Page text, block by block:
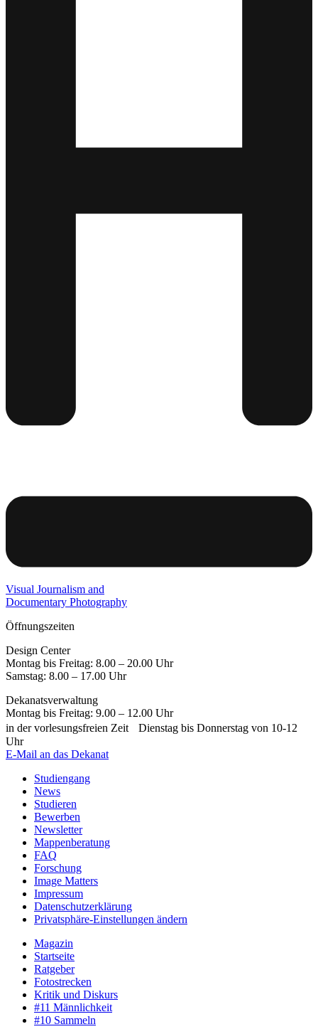
Visual Journalism and
Documentary Photography
Öffnungszeiten
Design Center
Montag bis Freitag: 8.00 – 20.00 Uhr
Samstag: 8.00 – 17.00 Uhr
Dekanatsverwaltung
Montag bis Freitag: 9.00 – 12.00 Uhr
in der vorlesungsfreien Zeit Dienstag bis Donnerstag von 10-12
Uhr
E-Mail an das Dekanat
Studiengang
News
Studieren
Bewerben
Newsletter
Mappenberatung
FAQ
Forschung
Image Matters
Impressum
Datenschutzerklärung
Privatsphäre-Einstellungen ändern
Magazin
Startseite
Ratgeber
Fotostrecken
Kritik und Diskurs
#11 Männlichkeit
#10 Sammeln